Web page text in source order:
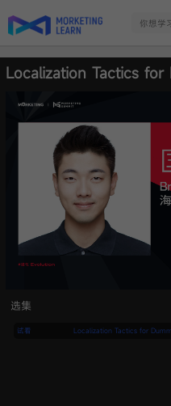
Localization Tactics for
选集
试看 Localization Tactics for